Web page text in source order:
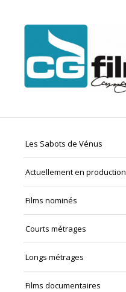
Les Sabots de Vénus
Actuellement en production
Films nominés
Courts métrages
Longs métrages
Films documentaires